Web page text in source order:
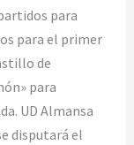
para
para el primer
de
para
UD Almansa
disputará el